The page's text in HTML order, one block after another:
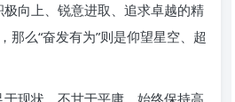
向上、锐意进取、追求卓越的精
那么“奋发有为”则是仰望星空、超
现状，不甘于平庸，始终保持高